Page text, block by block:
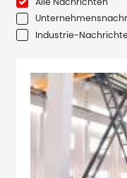
Industrie-